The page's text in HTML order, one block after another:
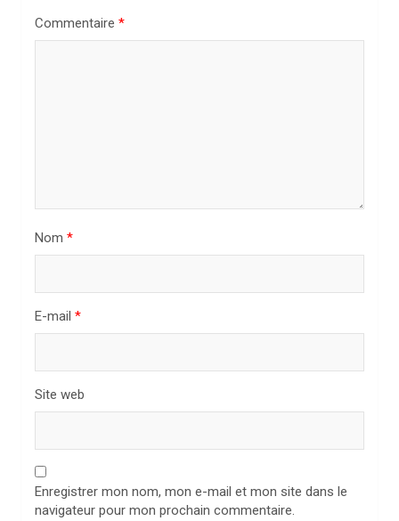
Commentaire *
Nom *
E-mail *
Site web
Enregistrer mon nom, mon e-mail et mon site dans le
navigateur pour mon prochain commentaire.